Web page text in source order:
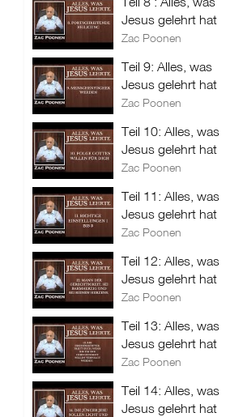
Jesus gelehrt hat
Zac Poonen
Teil 9: Alles, was
Jesus gelehrt hat
Zac Poonen
Teil 10: Alles, was
Jesus gelehrt hat
Zac Poonen
Teil 11: Alles, was
Jesus gelehrt hat
Zac Poonen
Teil 12: Alles, was
Jesus gelehrt hat
Zac Poonen
Teil 13: Alles, was
Jesus gelehrt hat
Zac Poonen
Teil 14: Alles, was
Jesus gelehrt hat